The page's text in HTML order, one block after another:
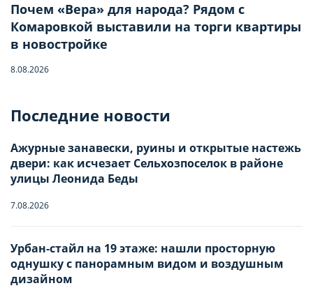
Почем «Вера» для народа? Рядом с
Комаровкой выставили на торги квартиры
в новостройке
8.08.2026
Последние новости
Ажурные занавески, руины и открытые настежь
двери: как исчезает Сельхозпоселок в районе
улицы Леонида Беды
7.08.2026
Урбан-стайл на 19 этаже: нашли просторную
однушку с панорамным видом и воздушным
дизайном
Бронирование квартиры
Отправьте запрос, чтобы забронировать
Количество гостей
Взрослые - 0 +
Заезд
НАСТРОЙТЕ ПАРАМЕТРЫ
ИСПОЛЬЗОВАНИЯ ФАЙЛОВ
НАСТРОЙТЕ ПАРАМЕТРЫ
ИСПОЛЬЗОВАНИЯ ФАЙЛОВ